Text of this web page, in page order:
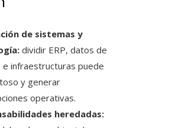
de sistemas y
dividir ERP, datos de
e infraestructuras puede
y generar
operativas.
heredadas: